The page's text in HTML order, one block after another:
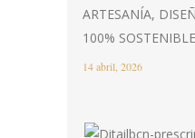
ARTESANÍA,
100% SOSTENIBLE
14 abril, 2026